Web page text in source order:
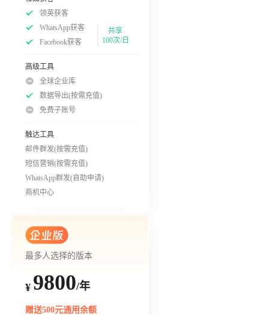
领英获客
WhatsApp获客
Facebook获客
共享
100次/日
高级工具
全球企业库
数据导出(按需充值)
免费子账号
触达工具
邮件群发(按需充值)
短信营销(按需充值)
WhatsApp群发(自助申请)
商机中心
最多人选择的版本
¥ 9800/年
赠送500元通用余额